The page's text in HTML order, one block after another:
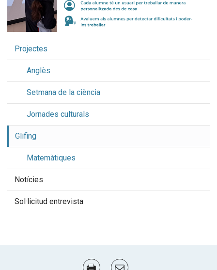
Projectes
Anglès
Setmana de la ciència
Jornades culturals
Glifing
Matemàtiques
Notícies
Sol·licitud entrevista